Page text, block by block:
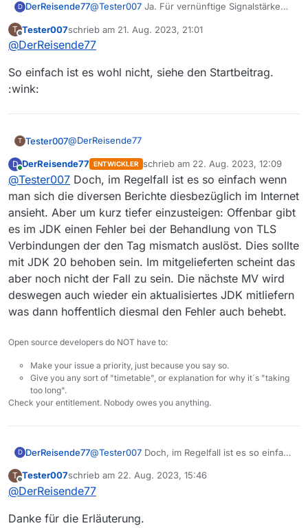
D DerReisende77@Tester007 Ja. Für vernünftige Signalstärke
kein Problem und MV ist kein magisches
Hexentool welches WLAN Probleme heilen
umsteigen.
T
Offline
Tester007schrieb am 21. Aug. 2023, 21:01
zuletzt editiert von
@DerReisende77
So einfach ist es wohl nicht, siehe den Startbeitrag.
:wink:
T Tester007@DerReisende77
So einfach ist es wohl nicht, siehe den Startbeitrag.
:wink:
D
Online
DerReisende77 ENTWICKLER schrieb am 22. Aug. 2023, 12:09
zuletzt editiert von
@Tester007 Doch, im Regelfall ist es so einfach wenn
man sich die diversen Berichte diesbezüglich im Internet
ansieht. Aber um kurz tiefer einzusteigen: Offenbar gibt
es im JDK einen Fehler bei der Behandlung von TLS
Verbindungen der den Tag mismatch auslöst. Dies sollte
mit JDK 20 behoben sein. Im mitgelieferten scheint das
aber noch nicht der Fall zu sein. Die nächste MV wird
deswegen auch wieder ein aktualisiertes JDK mitliefern
was dann hoffentlich diesmal den Fehler auch behebt.
Open source developers do NOT have to:
Make your issue a priority, just because you say so.
Give you any sort of "timetable", or explanation for why it´s "taking
too long".
Check your entitlement. Nobody owes you anything.
D DerReisende77@Tester007 Doch, im Regelfall ist es so einfach
diesbezüglich im Internet ansieht. Aber um
kurz tiefer einzusteigen: Offenbar gibt es im
Verbindungen der den Tag mismatch auslöst.
T
Offline
Tester007schrieb am 22. Aug. 2023, 15:46
zuletzt editiert von
@DerReisende77
Danke für die Erläuterung.